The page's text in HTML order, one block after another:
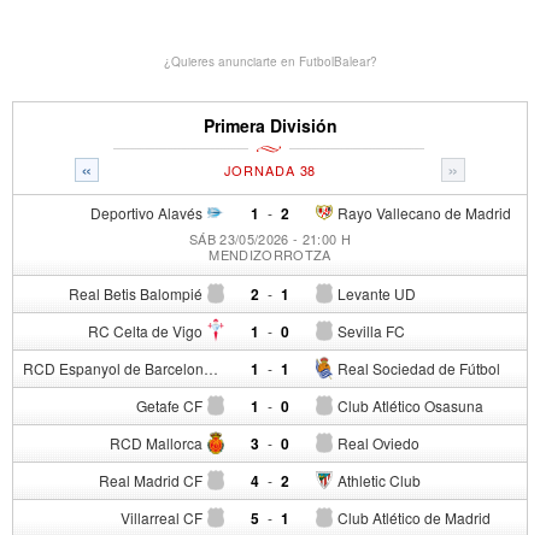
¿Quieres anunciarte en FutbolBalear?
Primera División
« »
JORNADA 38
Deportivo Alavés 1 - Rayo Vallecano de Madrid
2
SÁB 23/05/2026 - 21:00 H
MENDIZORROTZA
Real Betis Balompié 2 - Levante UD
1
RC Celta de Vigo 1 - Sevilla FC
0
RCD Espanyol de Barcelona 1 - Real Sociedad de Fútbol
1
Getafe CF 1 - Club Atlético Osasuna
0
RCD Mallorca 3 - Real Oviedo
0
Real Madrid CF 4 - Athletic Club
2
Villarreal CF 5 - Club Atlético de Madrid
1